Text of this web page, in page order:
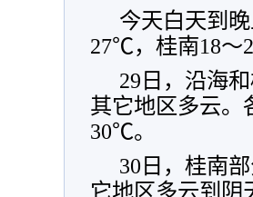
今天白天到
27℃，桂南18～
29日，沿海
其它地区多云。
30℃。
30日，桂南
它地区多云到阴